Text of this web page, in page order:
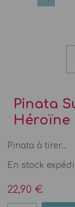
Pinata
Héroïne
Pinata à tirer...
En stock
22,90 €